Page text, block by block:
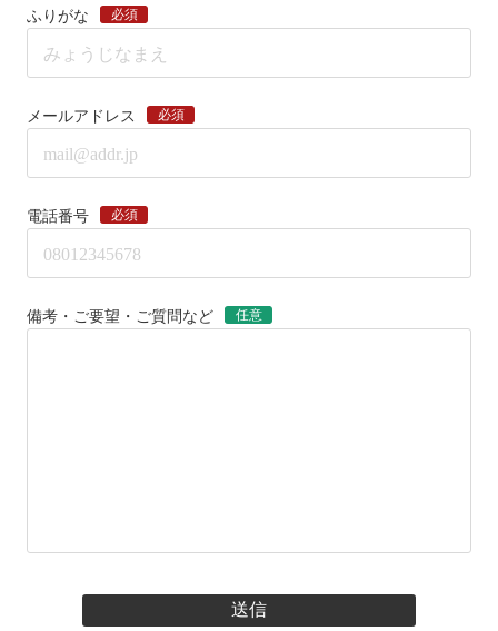
ふりがな 必須
メールアドレス 必須
電話番号 必須
備考・ご要望・ご質問など 任意